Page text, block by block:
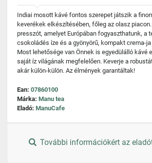
Indiai mosott kávé fontos szerepet játszik a
keverékek elkészítésében, főleg az olasz
presszót, amelyet Európában fogyaszthatunk, a
csokoládés íze és a gyönyörű, kompakt crema-
Most lehetősége van Önnek is egyedülálló kávé
saját íz világának megfelelően. Keverje a
akár külön-külön. Az élmények garantáltak!
Ean: 07860100
Márka: Manu tea
Eladó: ManuCafe
További információkért az